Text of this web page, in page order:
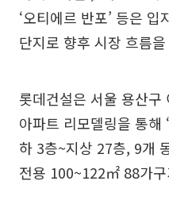
‘오티에르 반포’ 등은
단지로 향후 시장 흐름
롯데건설은 서울 용산구
아파트 리모델링을 통해
하 3층~지상 27층, 9개
전용 100~122㎡ 88가